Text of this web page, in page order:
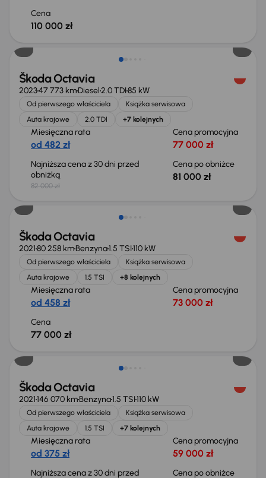
Cena
110 000 zł
Škoda Octavia
202347 773 kmDiesel2.0 TDI85 kW
Od pierwszego właściciela
Książka serwisowa
Auta krajowe
2.0 TDI +7 kolejnych
Miesięczna rata
od 482 zł
Cena promocyjna
77 000 zł
Najniższa cena z 30 dni przed
obniżką
82 000 zł
Cena po obniżce
81 000 zł
Możliwość odliczenia VAT
Škoda Octavia
202180 258 kmBenzyna1.5 TSI110 kW
Od pierwszego właściciela
Książka serwisowa
Auta krajowe
1.5 TSI +8 kolejnych
Miesięczna rata
od 458 zł
Cena promocyjna
73 000 zł
Cena
77 000 zł
Škoda Octavia
2021146 070 kmBenzyna1.5 TSI110 kW
Od pierwszego właściciela
Książka serwisowa
Auta krajowe
1.5 TSI +7 kolejnych
Miesięczna rata
od 375 zł
Cena promocyjna
59 000 zł
Najniższa cena z 30 dni przed
Cena po obniżce